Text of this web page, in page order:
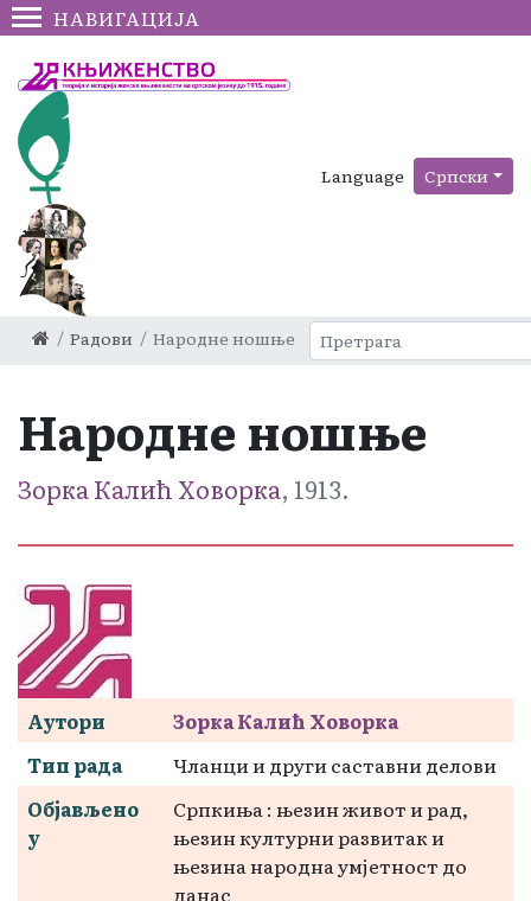
НАВИГАЦИЈА
Language Српски
Радови Народне ношње
Народне ношње
Зорка Калић Ховорка, 1913.
Аутори
Зорка Калић Ховорка
Тип рада
Чланци и други саставни делови
Објављено
у
Српкиња : њезин живот и рад,
њезин културни развитак и
њезина народна умјетност до
данас